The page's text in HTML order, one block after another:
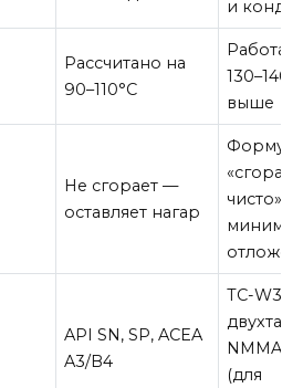
и
Рассчитано на
90–110°C
выше
Не сгорает —
оставляет нагар
«сгорает
чисто» —
API SN, SP, ACEA
A3/B4
TC-W3
NMMA
(для